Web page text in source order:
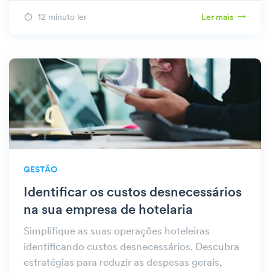
12 minuto ler Ler mais
GESTÃO
Identificar os custos desnecessários
na sua empresa de hotelaria
Simplifique as suas operações hoteleiras
identificando custos desnecessários. Descubra
estratégias para reduzir as despesas gerais,